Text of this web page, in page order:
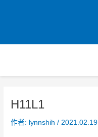
H11L1
作者: lynnshih/ 2021.02.19